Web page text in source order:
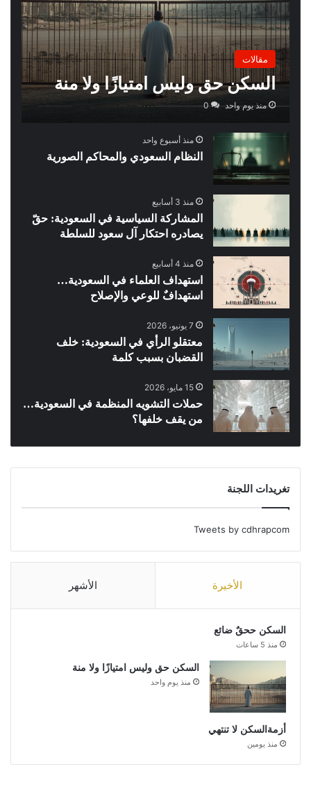
مقالات
السكن حق وليس امتيازًا ولا منة
منذ يوم واحد 0
منذ أسبوع واحد
النظام السعودي والمحاكم الصورية
منذ 3 أسابيع
المشاركة السياسية في السعودية: حقّ
يصادره احتكار آل سعود للسلطة
منذ 4 أسابيع
استهداف العلماء في السعودية…
استهدافٌ للوعي والإصلاح
7 يونيو، 2026
معتقلو الرأي في السعودية: خلف
القضبان بسبب كلمة
15 مايو، 2026
حملات التشويه المنظمة في السعودية…
من يقف خلفها؟
تغريدات اللجنة
Tweets by cdhrapcom
الأخيرة الأشهر
السكن ححقٌ ضائع
منذ 5 ساعات
السكن حق وليس امتيازًا ولا منة
منذ يوم واحد
أزمةالسكن لا تنتهي
منذ يومين